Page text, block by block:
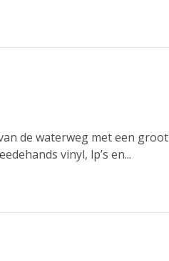
de waterweg met een groot
vinyl, lp’s en...